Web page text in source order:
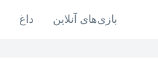
داغ بازی‌های آنلاین